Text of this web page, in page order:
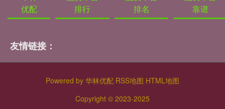
优配
排行
排名
靠谱
友情链接：
Powered by 华林优配 RSS地图 HTML地图
Copyright © 2023-2025